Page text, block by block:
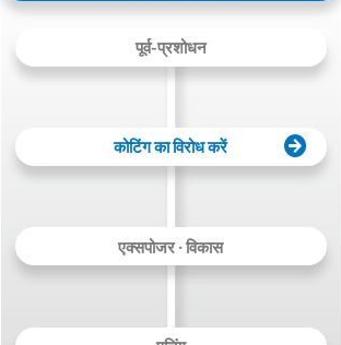
पूर्व-प्रशोधन
कोटिंग का विरोध करें
एक्सपोजर · विकास